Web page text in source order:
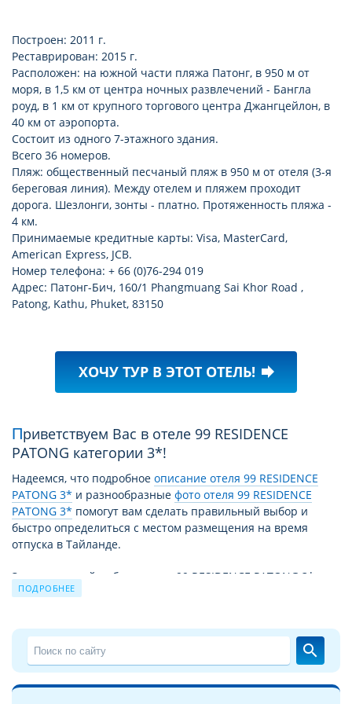
Построен: 2011 г.
Реставрирован: 2015 г.
Расположен: на южной части пляжа Патонг, в 950 м от
моря, в 1,5 км от центра ночных развлечений - Бангла
роуд, в 1 км от крупного торгового центра Джангцейлон, в
40 км от аэропорта.
Состоит из одного 7-этажного здания.
Всего 36 номеров.
Пляж: общественный песчаный пляж в 950 м от отеля (3-я
береговая линия). Между отелем и пляжем проходит
дорога. Шезлонги, зонты - платно. Протяженность пляжа -
4 км.
Принимаемые кредитные карты: Visa, MasterCard,
American Express, JCB.
Номер телефона: + 66 (0)76-294 019
Адрес: Патонг-Бич, 160/1 Phangmuang Sai Khor Road ,
Patong, Kathu, Phuket, 83150
ХОЧУ ТУР В ЭТОТ ОТЕЛЬ! forward
Приветствуем Вас в отеле 99 RESIDENCE
PATONG категории 3*!
Надеемся, что подробное описание отеля 99 RESIDENCE
PATONG 3* и разнообразные фото отеля 99 RESIDENCE
PATONG 3* помогут вам сделать правильный выбор и
быстро определиться с местом размещения на время
отпуска в Тайланде.
За время своей работы отель 99 RESIDENCE PATONG 3*
принял уже немало отдыхающих. Причиной этому не
для отдыха, но и выгодное для туристов сочетание цены –
качества. Благодаря этому путевка в 99 RESIDENCE PATONG
3* из года в год продолжает пользоваться спросом.
Чудесный отдых в отеле 99 RESIDENCE PATONG 3* на
ПОДРОБНЕЕ
search